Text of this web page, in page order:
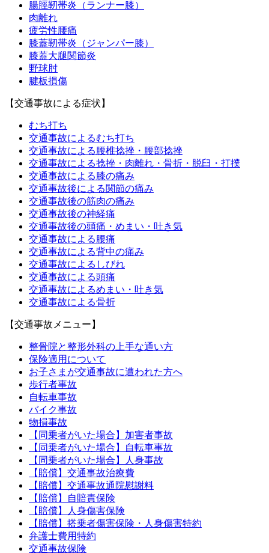
腸脛靭帯炎（ランナー膝）
肉離れ
疲労性腰痛
膝蓋靭帯炎（ジャンパー膝）
膝蓋大腿関節炎
野球肘
腱板損傷
【交通事故による症状】
むち打ち
交通事故によるむち打ち
交通事故による腰椎捻挫・腰部捻挫
交通事故による捻挫・肉離れ・骨折・脱臼・打撲
交通事故による膝の痛み
交通事故後による関節の痛み
交通事故後の筋肉の痛み
交通事故後の神経痛
交通事故後の頭痛・めまい・吐き気
交通事故による腰痛
交通事故による背中の痛み
交通事故によるしびれ
交通事故による頭痛
交通事故によるめまい・吐き気
交通事故による骨折
【交通事故メニュー】
整骨院と整形外科の上手な通い方
保険適用について
お子さまが交通事故に遭われた方へ
歩行者事故
自転車事故
バイク事故
物損事故
【同乗者がいた場合】加害者事故
【同乗者がいた場合】自転車事故
【同乗者がいた場合】人身事故
【賠償】交通事故治療費
【賠償】交通事故通院慰謝料
【賠償】自賠責保険
【賠償】人身傷害保険
【賠償】搭乗者傷害保険・人身傷害特約
弁護士費用特約
交通事故保険